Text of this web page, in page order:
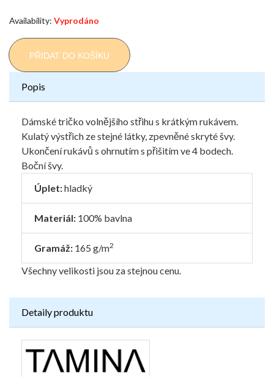
Availability: Vyprodáno
PŘIDAT DO KOŠÍKU
Popis
Dámské tričko volnějšího střihu s krátkým rukávem.
Kulatý výstřich ze stejné látky, zpevněné skryté švy.
Ukončení rukávů s ohrnutím s přišitím ve 4 bodech.
Boční švy.
Úplet:hladký
Materiál: 100% bavlna
Gramáž: 165 g/m2
Všechny velikosti jsou za stejnou cenu.
Detaily produktu